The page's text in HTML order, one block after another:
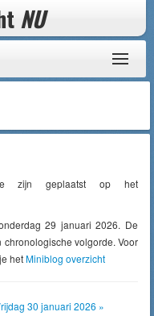
NU
zijn geplaatst op het
29 januari 2026. De
volgorde. Voor
hetMiniblog overzicht
30 januari 2026 »